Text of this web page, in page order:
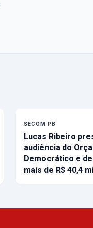
SECOM PB
Lucas Ribeiro
audiência do
Democrático e
mais de R$ 40,4